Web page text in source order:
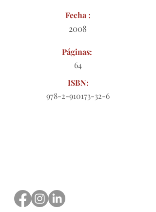
Fecha :
2008
Páginas:
64
ISBN:
978-2-910173-32-6